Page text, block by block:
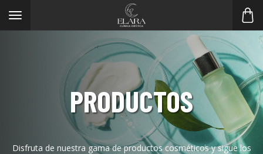
Toggle
navigation
PRODUCTOS
Disfruta de nuestra gama de productos cosméticos y sigue los